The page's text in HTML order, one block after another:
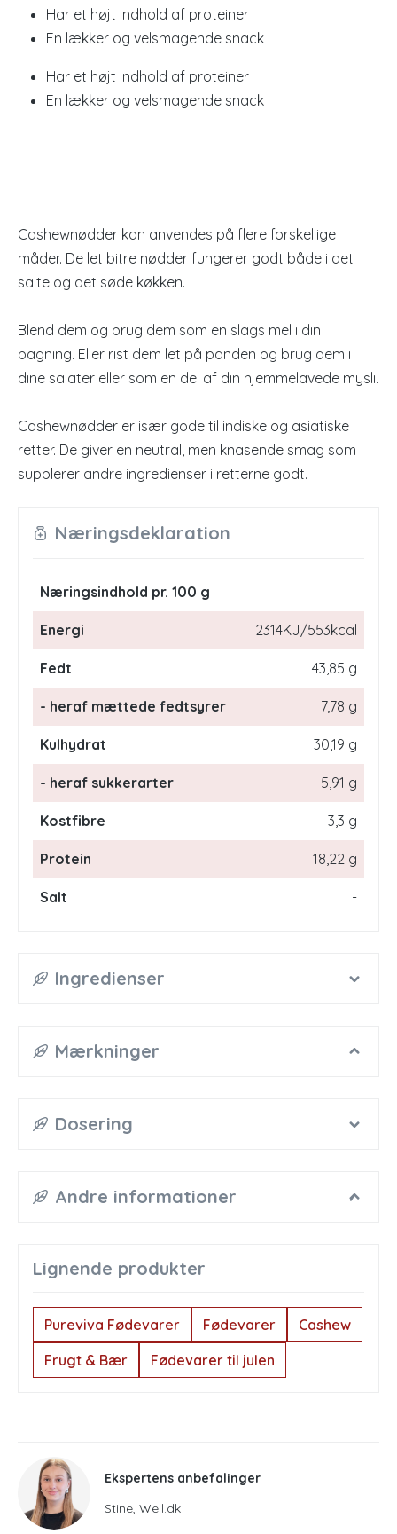
Har et højt indhold af proteiner
En lækker og velsmagende snack
Har et højt indhold af proteiner
En lækker og velsmagende snack
Cashewnødder kan anvendes på flere forskellige
måder. De let bitre nødder fungerer godt både i det
salte og det søde køkken.
Blend dem og brug dem som en slags mel i din
bagning. Eller rist dem let på panden og brug dem i
dine salater eller som en del af din hjemmelavede mysli.
Cashewnødder er især gode til indiske og asiatiske
retter. De giver en neutral, men knasende smag som
supplerer andre ingredienser i retterne godt.
Næringsdeklaration
Næringsindhold pr. 100 g
Energi 2314KJ/553kcal
Fedt 43,85 g
- heraf mættede fedtsyrer 7,78 g
Kulhydrat 30,19 g
- heraf sukkerarter 5,91 g
Kostfibre 3,3 g
Protein 18,22 g
Salt -
Ingredienser
Mærkninger
Dosering
Andre informationer
Lignende produkter
Pureviva Fødevarer Fødevarer
Cashew
Frugt & Bær
Fødevarer til julen
Ekspertens anbefalinger
Stine, Well.dk